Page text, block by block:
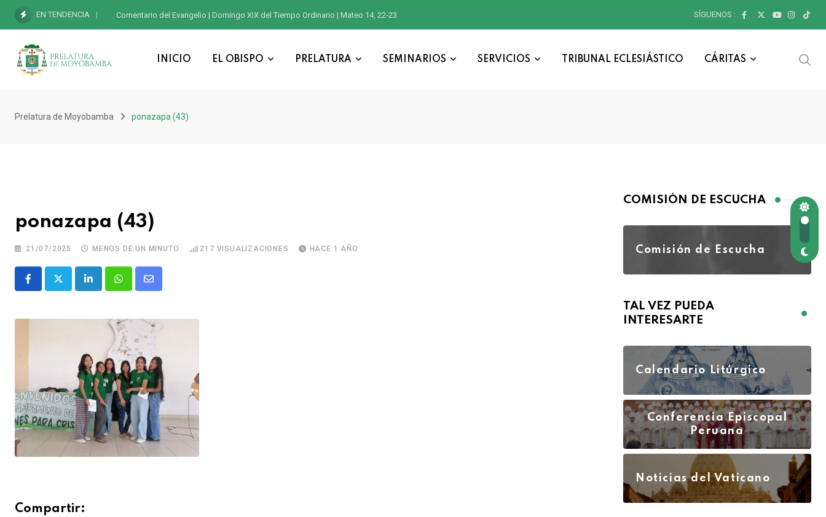
EN TENDENCIA Comentario del Evangelio | Domingo XIX del Tiempo Ordinario | Mateo 14, 22-23 SÍGUENOS :
INICIO EL OBISPO PRELATURA SEMINARIOS SERVICIOS TRIBUNAL ECLESIÁSTICO CÁRITAS
Prelatura de Moyobamba ponazapa (43)
ponazapa (43)
21/07/2025 MENOS DE UN MINUTO 217 VISUALIZACIONES HACE 1 AÑO
Compartir:
COMISIÓN DE ESCUCHA
Comisión de Escucha
TAL VEZ PUEDA
INTERESARTE
Calendario Litúrgico
Conferencia Episcopal
Peruana
Noticias del Vaticano